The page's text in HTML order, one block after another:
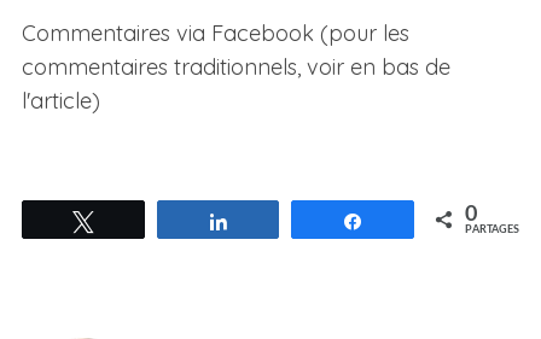
Commentaires via Facebook (pour les
commentaires traditionnels, voir en bas de
l'article)
Partagez 0
PARTAGES